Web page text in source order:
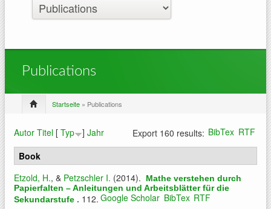
Publications
Startseite » Publications
Export 160 results: BibTex RTF
Autor Titel [ Typ ] Jahr
Book
Etzold, H., & Petzschler I. (2014).
Mathe verstehen durch
Papierfalten – Anleitungen und Arbeitsblätter für die
Sekundarstufe . 112. Google Scholar BibTex RTF